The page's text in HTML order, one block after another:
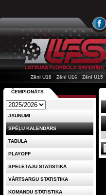
Zēni U18
Zēni U16 Zēni U15
ČEMPIONĀTS
JAUNUMI
SPĒĻU KALENDĀRS
TABULA
PLAYOFF
SPĒLĒTĀJU STATISTIKA
VĀRTSARGU STATISTIKA
KOMANDU STATISTIKA